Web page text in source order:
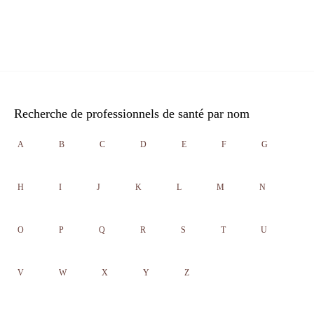
Recherche de professionnels de santé par nom
A B C D E F G
H I J K L M N
O P Q R S T U
V W X Y Z